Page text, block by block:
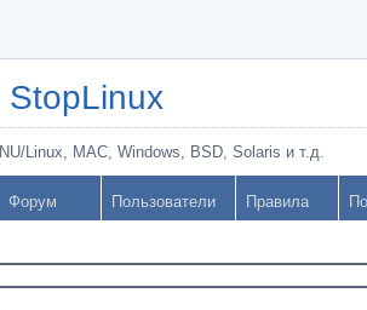
Linux, MAC, Windows, BSD, Solaris и т.д.
Форум Пользователи Правила